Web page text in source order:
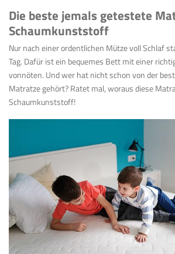
Die beste jemals getestete
Schaumkunststoff
Nur nach einer ordentlichen Mütze voll Schlaf
Tag. Dafür ist ein bequemes Bett mit einer
vonnöten. Und wer hat nicht schon von der
Matratze gehört? Ratet mal, woraus diese
Schaumkunststoff!